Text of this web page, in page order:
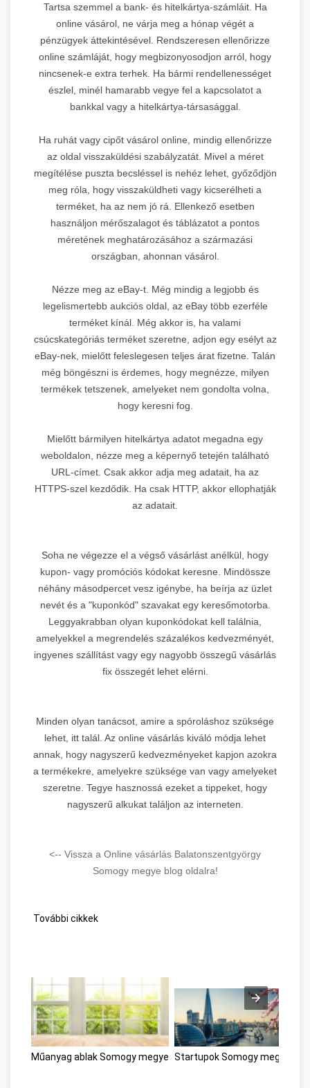
Tartsa szemmel a bank- és hitelkártya-számláit. Ha
online vásárol, ne várja meg a hónap végét a
pénzügyek áttekintésével. Rendszeresen ellenőrizze
online számláját, hogy megbizonyosodjon arról, hogy
nincsenek-e extra terhek. Ha bármi rendellenességet
észlel, minél hamarabb vegye fel a kapcsolatot a
bankkal vagy a hitelkártya-társasággal.
Ha ruhát vagy cipőt vásárol online, mindig ellenőrizze
az oldal visszaküldési szabályzatát. Mivel a méret
megítélése puszta becsléssel is nehéz lehet, győződjön
meg róla, hogy visszaküldheti vagy kicserélheti a
terméket, ha az nem jó rá. Ellenkező esetben
használjon mérőszalagot és táblázatot a pontos
méretének meghatározásához a származási
országban, ahonnan vásárol.
Nézze meg az eBay-t. Még mindig a legjobb és
legelismertebb aukciós oldal, az eBay több ezerféle
terméket kínál. Még akkor is, ha valami
csúcskategóriás terméket szeretne, adjon egy esélyt az
eBay-nek, mielőtt feleslegesen teljes árat fizetne. Talán
még böngészni is érdemes, hogy megnézze, milyen
termékek tetszenek, amelyeket nem gondolta volna,
hogy keresni fog.
Mielőtt bármilyen hitelkártya adatot megadna egy
weboldalon, nézze meg a képernyő tetején található
URL-címet. Csak akkor adja meg adatait, ha az
HTTPS-szel kezdődik. Ha csak HTTP, akkor ellophatják
az adatait.
Soha ne végezze el a végső vásárlást anélkül, hogy
kupon- vagy promóciós kódokat keresne. Mindössze
néhány másodpercet vesz igénybe, ha beírja az üzlet
nevét és a "kuponkód" szavakat egy keresőmotorba.
Leggyakrabban olyan kuponkódokat kell találnia,
amelyekkel a megrendelés százalékos kedvezményét,
ingyenes szállítást vagy egy nagyobb összegű vásárlás
fix összegét lehet elérni.
Minden olyan tanácsot, amire a spóroláshoz szüksége
lehet, itt talál. Az online vásárlás kiváló módja lehet
annak, hogy nagyszerű kedvezményeket kapjon azokra
a termékekre, amelyekre szüksége van vagy amelyeket
szeretne. Tegye hasznossá ezeket a tippeket, hogy
nagyszerű alkukat találjon az interneten.
<-- Vissza a Online vásárlás Balatonszentgyörgy
Somogy megye blog oldalra!
További cikkek
Műanyag ablak Somogy megye Startupok Somogy megye